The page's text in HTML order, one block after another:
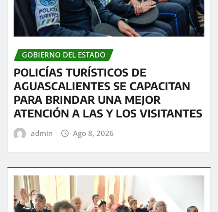
GOBIERNO DEL ESTADO
POLICÍAS TURÍSTICOS DE
AGUASCALIENTES SE CAPACITAN
PARA BRINDAR UNA MEJOR
ATENCIÓN A LAS Y LOS VISITANTES
admin Ago 8, 2026